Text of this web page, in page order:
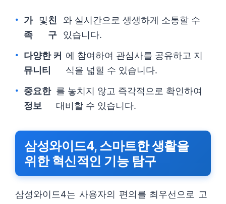
가
족
및친
구
와 실시간으로 생생하게 소통할 수
있습니다.
다양한 커
뮤니티
에 참여하여 관심사를 공유하고 지
식을 넓힐 수 있습니다.
중요한
정보
를 놓치지 않고 즉각적으로 확인하여
대비할 수 있습니다.
삼성와이드4, 스마트한 생활을
위한 혁신적인 기능 탐구
삼성와이드4는 사용자의 편의를 최우선으로 고